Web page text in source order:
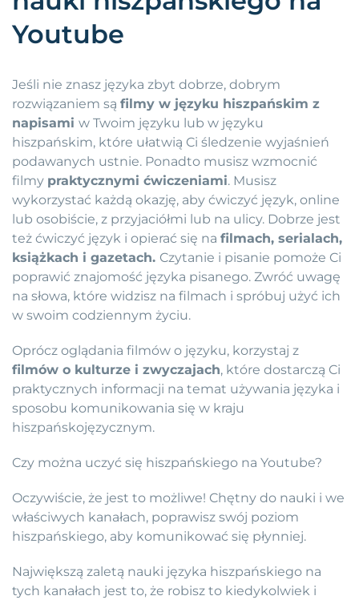
Youtube
Jeśli nie znasz języka zbyt dobrze, dobrym
rozwiązaniem są filmy w języku hiszpańskim z
napisami w Twoim języku lub w języku
hiszpańskim, które ułatwią Ci śledzenie wyjaśnień
podawanych ustnie. Ponadto musisz wzmocnić
filmy praktycznymi ćwiczeniami. Musisz
wykorzystać każdą okazję, aby ćwiczyć język, online
lub osobiście, z przyjaciółmi lub na ulicy. Dobrze jest
też ćwiczyć język i opierać się na filmach, serialach,
książkach i gazetach. Czytanie i pisanie pomoże Ci
poprawić znajomość języka pisanego. Zwróć uwagę
na słowa, które widzisz na filmach i spróbuj użyć ich
w swoim codziennym życiu.
Oprócz oglądania filmów o języku, korzystaj z
filmów o kulturze i zwyczajach, które dostarczą Ci
praktycznych informacji na temat używania języka i
sposobu komunikowania się w kraju
hiszpańskojęzycznym.
Czy można uczyć się hiszpańskiego na Youtube?
Oczywiście, że jest to możliwe! Chętny do nauki i we
właściwych kanałach, poprawisz swój poziom
hiszpańskiego, aby komunikować się płynniej.
Największą zaletą nauki języka hiszpańskiego na
tych kanałach jest to, że robisz to kiedykolwiek i